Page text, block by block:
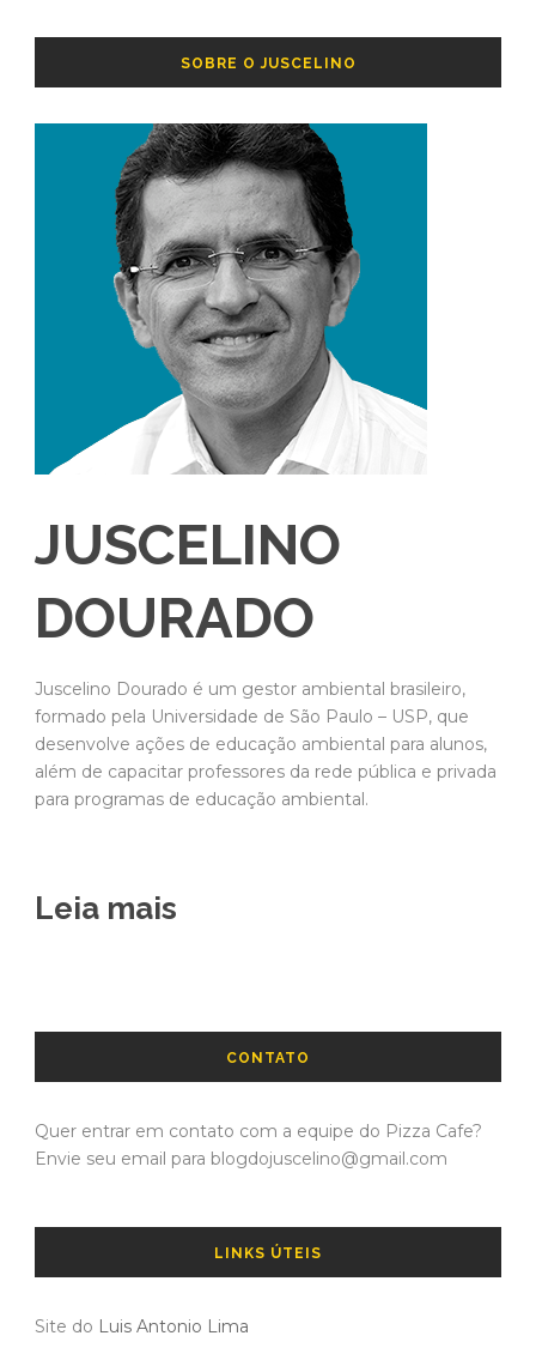
SOBRE O JUSCELINO
JUSCELINO
DOURADO
Juscelino Dourado é um gestor ambiental brasileiro,
formado pela Universidade de São Paulo – USP, que
desenvolve ações de educação ambiental para alunos,
além de capacitar professores da rede pública e privada
para programas de educação ambiental.
Leia mais
CONTATO
Quer entrar em contato com a equipe do Pizza Cafe?
Envie seu email para blogdojuscelino@gmail.com
LINKS ÚTEIS
Site do Luis Antonio Lima